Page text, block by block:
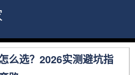
么选？2026实测避坑指